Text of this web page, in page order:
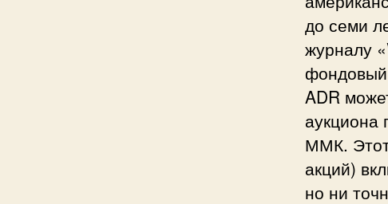
до семи
журналу
ADR
аукциона
ММК.
акций)
но ни